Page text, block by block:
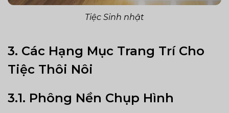
Tiệc Sinh nhật
3. Các Hạng Mục Trang Trí Cho
Tiệc Thôi Nôi
3.1. Phông Nền Chụp Hình